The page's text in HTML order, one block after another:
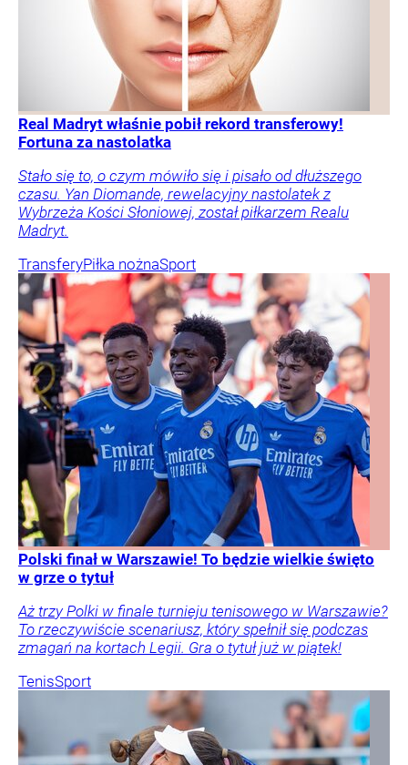
Real Madryt właśnie pobił rekord transferowy!
Fortuna za nastolatka
Stało się to, o czym mówiło się i pisało od dłuższego
czasu. Yan Diomande, rewelacyjny nastolatek z
Wybrzeża Kości Słoniowej, został piłkarzem Realu
Madryt.
TransferyPiłka nożnaSport
Polski finał w Warszawie! To będzie wielkie święto
w grze o tytuł
Aż trzy Polki w finale turnieju tenisowego w Warszawie?
To rzeczywiście scenariusz, który spełnił się podczas
zmagań na kortach Legii. Gra o tytuł już w piątek!
TenisSport